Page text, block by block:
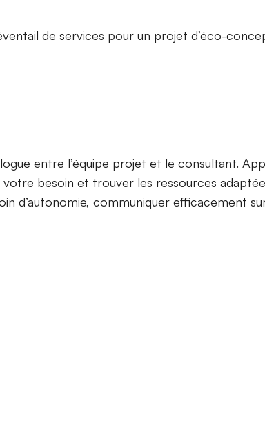
de services pour un projet d’éco-
entre l’équipe projet et le consultant.
besoin et trouver les ressources
d’autonomie, communiquer efficacement